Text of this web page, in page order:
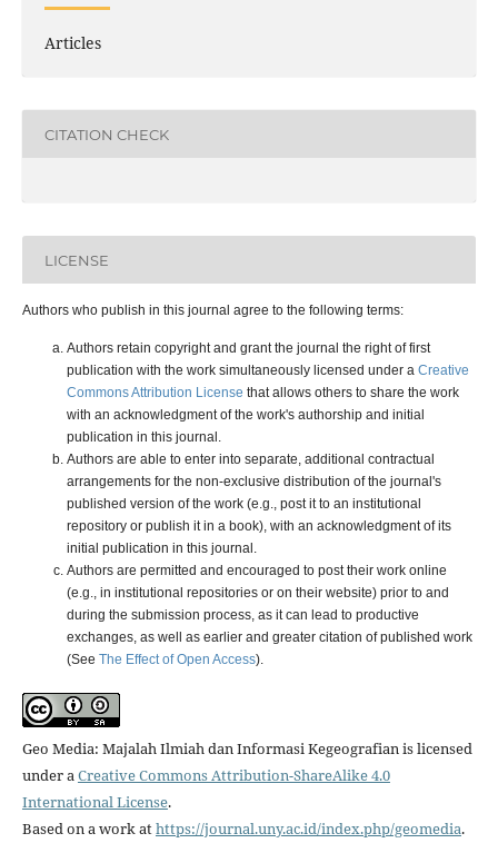
Articles
CITATION CHECK
LICENSE
Authors who publish in this journal agree to the following terms:
Authors retain copyright and grant the journal the right of first
publication with the work simultaneously licensed under a Creative
Commons Attribution License that allows others to share the work
with an acknowledgment of the work's authorship and initial
publication in this journal.
Authors are able to enter into separate, additional contractual
arrangements for the non-exclusive distribution of the journal's
published version of the work (e.g., post it to an institutional
repository or publish it in a book), with an acknowledgment of its
initial publication in this journal.
Authors are permitted and encouraged to post their work online
(e.g., in institutional repositories or on their website) prior to and
during the submission process, as it can lead to productive
exchanges, as well as earlier and greater citation of published work
(See The Effect of Open Access).
Geo Media: Majalah Ilmiah dan Informasi Kegeografian is licensed
under aCreative Commons Attribution-ShareAlike 4.0
International License.
Based on a work athttps://journal.uny.ac.id/index.php/geomedia.